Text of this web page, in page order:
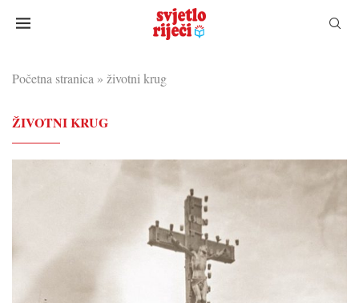
Početna stranica » životni krug
ŽIVOTNI KRUG